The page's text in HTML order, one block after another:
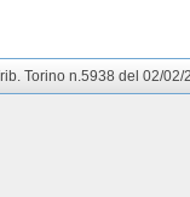
Torino n.5938 del 02/02/